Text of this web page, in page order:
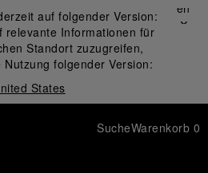
auf folgender Version:
relevante Informationen für
Standort zuzugreifen,
folgender Version:
States
Schließen
✕
SucheWarenkorb 0